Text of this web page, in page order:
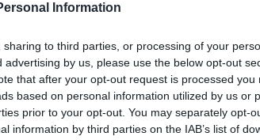
Information
to third parties, or processing of your
by us, please use the below opt-out
that after your opt-out request is processed you
based on personal information utilized by us or
prior to your opt-out. You may separately opt-
information by third parties on the IAB’s list of
fokban szüretelt bogyókból
mégis komolyan veszik és
köszönhetően az egykor lenézett
alapkövévé vált.
(